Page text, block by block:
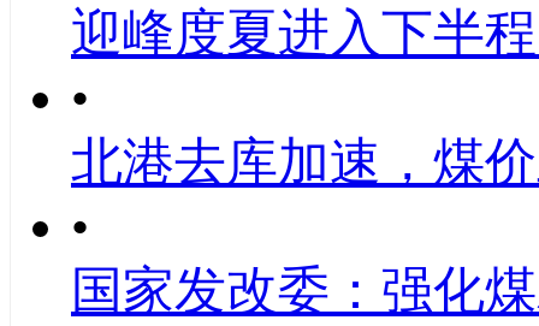
迎峰度夏进入下半
•
北港去库加速，煤
•
国家发改委：强化